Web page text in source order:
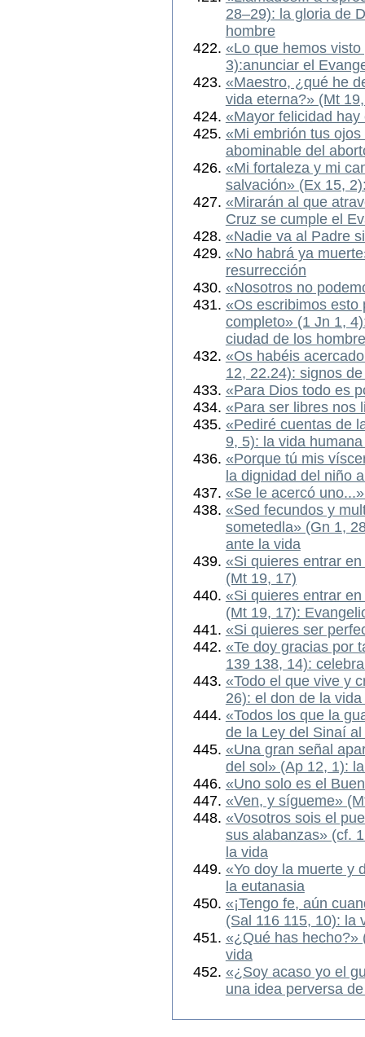
28–29): la gloria de
hombre
«Lo que hemos
3):anunciar el
«Maestro, ¿qué he
vida eterna?» (Mt
«Mayor felicidad
«Mi embrión tus
abominable del
«Mi fortaleza y mi
salvación» (Ex 15,
«Mirarán al que
Cruz se cumple el
«Nadie va al Padre
«No habrá ya
resurrección
«Nosotros no
«Os escribimos esto
completo» (1 Jn 1,
ciudad de los
«Os habéis
12, 22.24): signos
«Para Dios todo es
«Para ser libres nos
«Pediré cuentas de
9, 5): la vida
«Porque tú mis
la dignidad del niño
«Se le acercó
«Sed fecundos y
sometedla» (Gn 1,
ante la vida
«Si quieres entrar
(Mt 19, 17)
«Si quieres entrar
(Mt 19, 17):
«Si quieres ser
«Te doy gracias por
139 138, 14):
«Todo el que vive y
26): el don de la
«Todos los que la
de la Ley del Sinaí
«Una gran señal
del sol» (Ap 12, 1):
«Uno solo es el
«Ven, y sígueme»
«Vosotros sois el
sus alabanzas» (cf.
la vida
«Yo doy la muerte y
la eutanasia
«¡Tengo fe, aún
(Sal 116 115, 10): la
«¿Qué has hecho?»
vida
«¿Soy acaso yo el
una idea perversa